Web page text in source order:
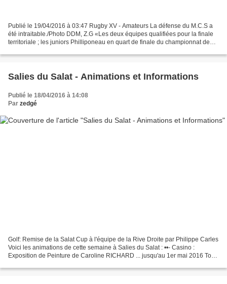
Publié le 19/04/2016 à 03:47 Rugby XV - Amateurs La défense du M.C.S a
été intraitable./Photo DDM, Z.G «Les deux équipes qualifiées pour la finale
territoriale ; les juniors Philliponeau en quart de finale du championnat de
Salies du Salat - Animations et Informations
Publié le 18/04/2016 à 14:08
Par zedgé
Golf: Remise de la Salat Cup à l'équipe de la Rive Droite par Philippe Carles
Voici les animations de cette semaine à Salies du Salat : ••- Casino :
Exposition de Peinture de Caroline RICHARD ... jusqu'au 1er mai 2016 Tous